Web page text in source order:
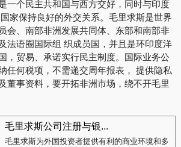
一个民主共和国与西方交好，同时与印度
家保持良好的外交关系。毛里求斯是世界
会、南部非洲发展共同体、东部和南部非
法语圈国际组 织成员国，并且是环印度洋
，贸易、承诺实行民主制度。国际业务公
任何税项，不需递交周年报表， 提供隐私
董事资料，要开拓非洲市场，绕不开毛里
毛里求斯公司注册与银...
毛里求斯为外国投资者提供有利的商业环境和多